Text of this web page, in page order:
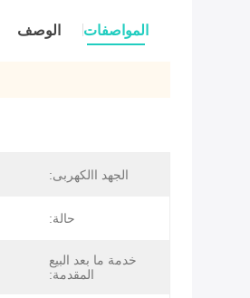
المواصفات الوصف
الجهد االكهربى:
حالة:
خدمة ما بعد البيع
المقدمة: